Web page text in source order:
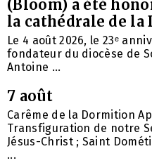
(Bloom) a été
la cathédrale de
Le 4 août 2026, le 23ᵉ
fondateur du diocèse de
Antoine ...
7 août
Carême de la Dormition
Transfiguration de notre
Jésus-Christ ; Saint
...